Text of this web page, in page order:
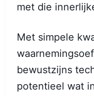
met die
Met simpele
bewustzijns
potentieel wat